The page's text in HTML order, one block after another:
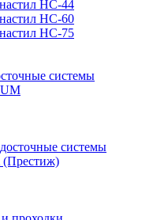
НС-44
НС-60
НС-75
системы
системы